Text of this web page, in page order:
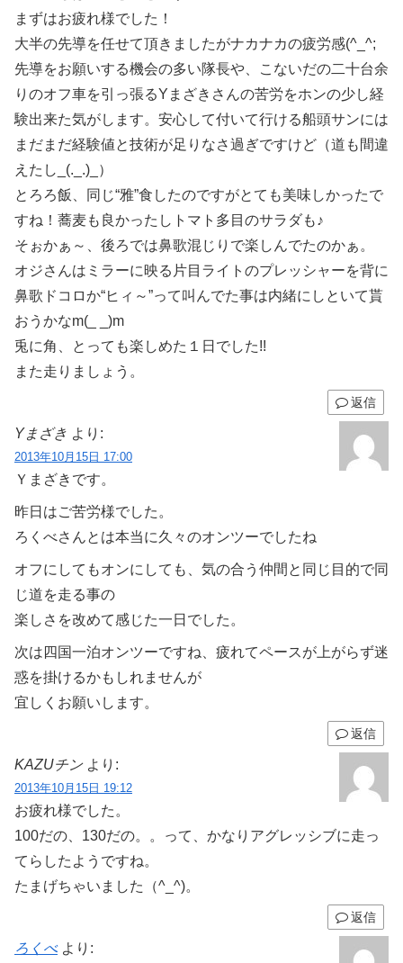
まずはお疲れ様でした！
大半の先導を任せて頂きましたがナカナカの疲労感(^_^;
先導をお願いする機会の多い隊長や、こないだの二十台余
りのオフ車を引っ張るYまざきさんの苦労をホンの少し経
験出来た気がします。安心して付いて行ける船頭サンには
まだまだ経験値と技術が足りなさ過ぎですけど（道も間違
えたし_(._.)_）
とろろ飯、同じ“雅”食したのですがとても美味しかったで
すね！蕎麦も良かったしトマト多目のサラダも♪
そぉかぁ～、後ろでは鼻歌混じりで楽しんでたのかぁ。
オジさんはミラーに映る片目ライトのプレッシャーを背に
鼻歌ドコロか“ヒィ～”って叫んでた事は内緒にしといて貰
おうかなm(_ _)m
兎に角、とっても楽しめた１日でした!!
また走りましょう。
返信
Yまざき より:
2013年10月15日 17:00
Ｙまざきです。
昨日はご苦労様でした。
ろくべさんとは本当に久々のオンツーでしたね
オフにしてもオンにしても、気の合う仲間と同じ目的で同
じ道を走る事の
楽しさを改めて感じた一日でした。
次は四国一泊オンツーですね、疲れてペースが上がらず迷
惑を掛けるかもしれませんが
宜しくお願いします。
返信
KAZUチン より:
2013年10月15日 19:12
お疲れ様でした。
100だの、130だの。。って、かなりアグレッシブに走っ
てらしたようですね。
たまげちゃいました（^_^)。
返信
ろくべ より: